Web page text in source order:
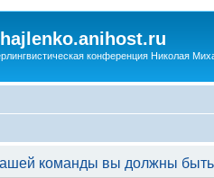
конференция Николая
команды вы должны